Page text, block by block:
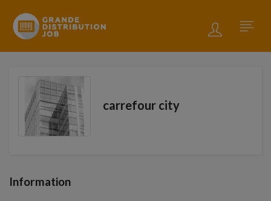
carrefour city
Information